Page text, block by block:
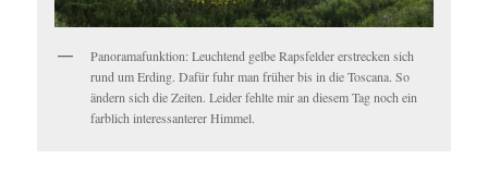
Panoramafunktion: Leuchtend gelbe Rapsfelder erstrecken sich
rund um Erding. Dafür fuhr man früher bis in die Toscana. So
ändern sich die Zeiten. Leider fehlte mir an diesem Tag noch ein
farblich interessanterer Himmel.